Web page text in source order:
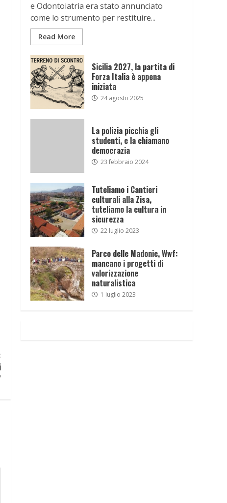
e Odontoiatria era stato annunciato
come lo strumento per restituire...
Read More
Sicilia 2027, la partita di
Forza Italia è appena
iniziata
24 agosto 2025
La polizia picchia gli
studenti, e la chiamano
democrazia
23 febbraio 2024
Tuteliamo i Cantieri
culturali alla Zisa,
tuteliamo la cultura in
sicurezza
22 luglio 2023
Parco delle Madonie, Wwf:
mancano i progetti di
valorizzazione
naturalistica
1 luglio 2023